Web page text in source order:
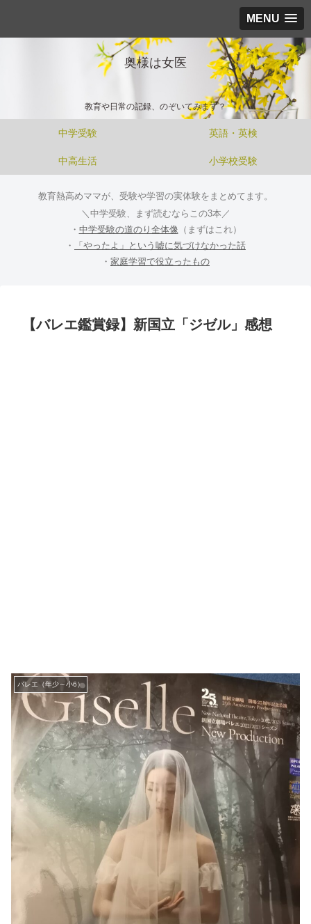
MENU
奥様は女医
教育や日常の記録、のぞいてみます？
中学受験 英語・英検
中高生活 小学校受験
教育熱高めママが、受験や学習の実体験をまとめてます。
＼中学受験、まず読むならこの3本／
・ 中学受験の道のり全体像 （まずはこれ）
・
「やったよ」という嘘に気づけなかった話
・ 家庭学習で役立ったもの
【バレエ鑑賞録】新国立「ジゼル」感想
バレエ（年少～小6）